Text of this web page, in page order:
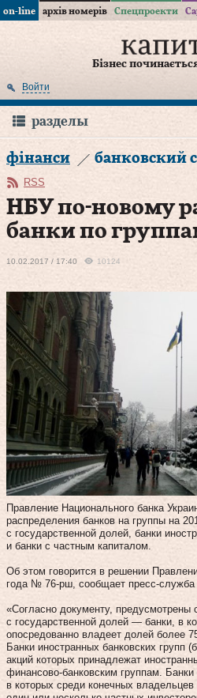
on-line архів номерів Спецпроекти
Бізнес
Войти
разделы
фінанси банковский
RSS
НБУ по-новому
банки по
10.02.2017 / 17:40 10124
Правление Национального банка
распределения банков на группы на
с государственной долей, банки
и банки с частным капиталом.
Об этом говорится в решении
года № 76-рш, сообщает пресс-служба
«Согласно документу,
с государственной долей — банки, в
опосредованно владеет долей более
Банки иностранных банковских групп
акций которых принадлежат
финансово-банковским группам.
в которых среди конечных